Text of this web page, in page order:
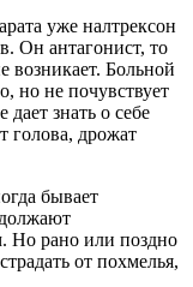
уже налтрексон
Он антагонист, то
возникает. Больной
но не почувствует
дает знать о себе
голова, дрожат
бывает
Но рано или поздно
от похмелья,